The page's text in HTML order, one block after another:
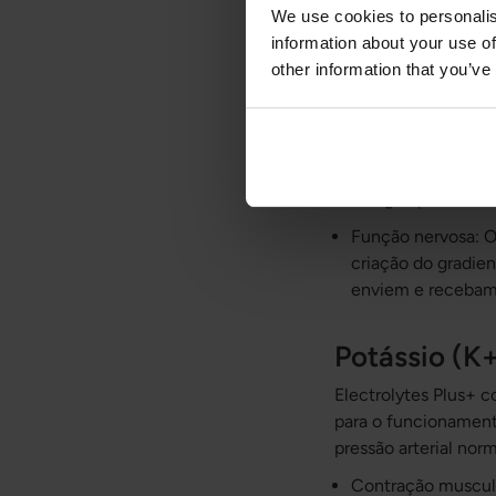
We use cookies to
information about your use
other information that
Equilíbrio ácido-
ajuda a
equilíbrio ácido-
básicas em
Equilíbrio de
Ao controlar a
Função nervosa:
criação do
enviem e
Potássio
Electrolytes Plus+
para o
pressão arterial
Contração